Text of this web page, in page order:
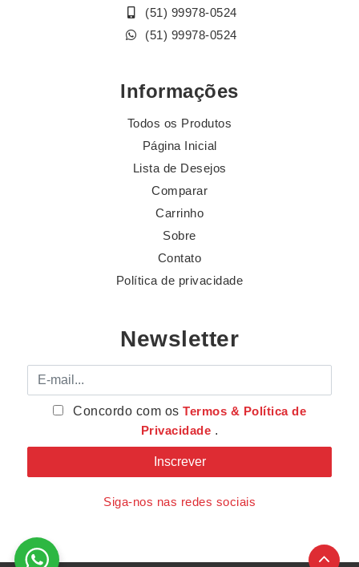
(51) 99978-0524
(51) 99978-0524
Informações
Todos os Produtos
Página Inicial
Lista de Desejos
Comparar
Carrinho
Sobre
Contato
Política de privacidade
Newsletter
E-mail
Concordo com osTermos & Política de
Privacidade .
Siga-nos nas redes sociais